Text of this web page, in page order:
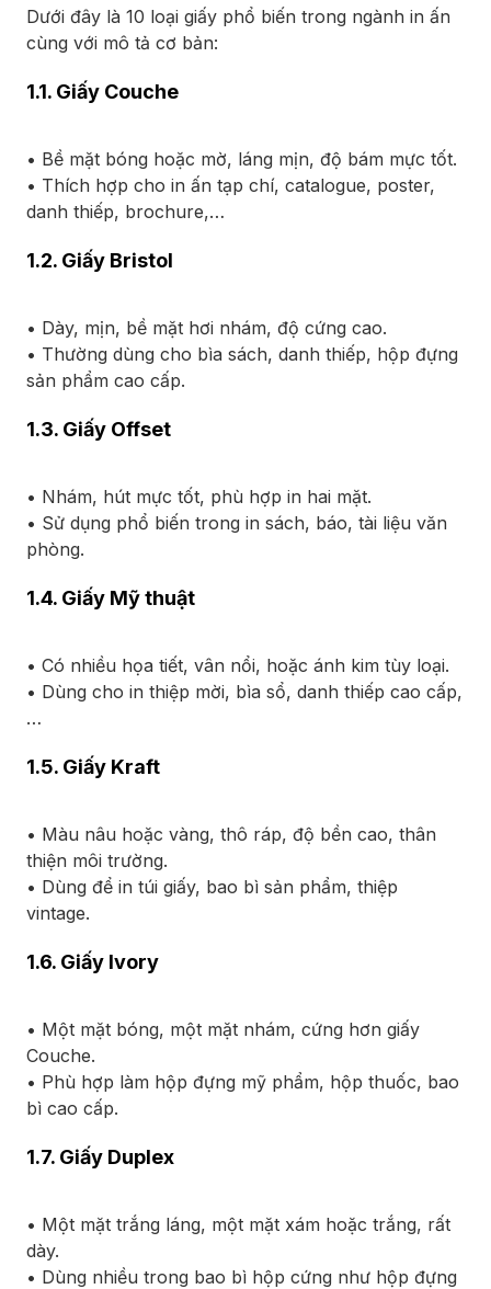
Dưới đây là 10 loại giấy phổ biến trong ngành in ấn
cùng với mô tả cơ bản:
1.1. Giấy Couche
• Bề mặt bóng hoặc mờ, láng mịn, độ bám mực tốt.
• Thích hợp cho in ấn tạp chí, catalogue, poster,
danh thiếp, brochure,…
1.2. Giấy Bristol
• Dày, mịn, bề mặt hơi nhám, độ cứng cao.
• Thường dùng cho bìa sách, danh thiếp, hộp đựng
sản phẩm cao cấp.
1.3. Giấy Offset
• Nhám, hút mực tốt, phù hợp in hai mặt.
• Sử dụng phổ biến trong in sách, báo, tài liệu văn
phòng.
1.4. Giấy Mỹ thuật
• Có nhiều họa tiết, vân nổi, hoặc ánh kim tùy loại.
• Dùng cho in thiệp mời, bìa sổ, danh thiếp cao cấp,
…
1.5. Giấy Kraft
• Màu nâu hoặc vàng, thô ráp, độ bền cao, thân
thiện môi trường.
• Dùng để in túi giấy, bao bì sản phẩm, thiệp
vintage.
1.6. Giấy Ivory
• Một mặt bóng, một mặt nhám, cứng hơn giấy
Couche.
• Phù hợp làm hộp đựng mỹ phẩm, hộp thuốc, bao
bì cao cấp.
1.7. Giấy Duplex
• Một mặt trắng láng, một mặt xám hoặc trắng, rất
dày.
• Dùng nhiều trong bao bì hộp cứng như hộp đựng